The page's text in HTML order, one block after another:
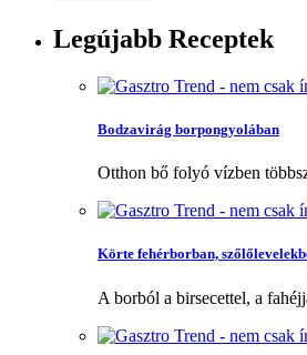
Legújabb Receptek
Bodzavirág borpongyolában
Otthon bő folyó vízben
Körte fehérborban,
A borból a birsecettel, a